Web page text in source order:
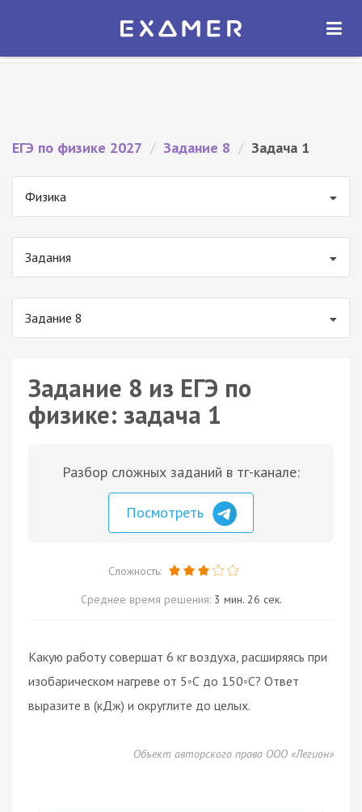
Экзамер — ЕГЭ 2027
ОТКРЫТЬ
ЕГЭ по физике 2027 / Задание 8 / Задача 1
Физика
Задания
Задание 8
Задание 8 из ЕГЭ по
физике: задача 1
Разбор сложных заданий в тг-канале:
Посмотреть
Сложность:
Среднее время решения: 3 мин. 26 сек.
Какую работу совершат 6 кг воздуха, расширяясь при
изобарическом нагреве от 5◦С до 150◦С? Ответ
выразите в (кДж) и округлите до целых.
Объект авторского права ООО «Легион»